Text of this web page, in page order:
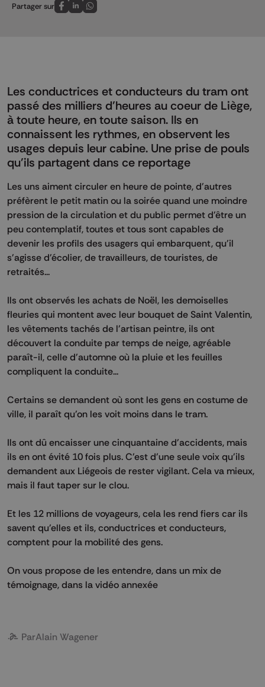
Partager sur
Partagez sur FaceBook
Partagez sur LinkedIn
Partagez sur Whatsapp
Les conductrices et conducteurs du tram ont
passé des milliers d'heures au coeur de Liège,
à toute heure, en toute saison. Ils en
connaissent les rythmes, en observent les
usages depuis leur cabine. Une prise de pouls
qu'ils partagent dans ce reportage
Les uns aiment circuler en heure de pointe, d'autres
préfèrent le petit matin ou la soirée quand une moindre
pression de la circulation et du public permet d'être un
peu contemplatif, toutes et tous sont capables de
devenir les profils des usagers qui embarquent, qu'il
s'agisse d'écolier, de travailleurs, de touristes, de
retraités...
Ils ont observés les achats de Noël, les demoiselles
fleuries qui montent avec leur bouquet de Saint Valentin,
les vêtements tachés de l'artisan peintre, ils ont
découvert la conduite par temps de neige, agréable
paraît-il, celle d'automne où la pluie et les feuilles
compliquent la conduite...
Certains se demandent où sont les gens en costume de
ville, il paraît qu'on les voit moins dans le tram.
Ils ont dû encaisser une cinquantaine d'accidents, mais
ils en ont évité 10 fois plus. C'est d'une seule voix qu'ils
demandent aux Liégeois de rester vigilant. Cela va mieux,
mais il faut taper sur le clou.
Et les 12 millions de voyageurs, cela les rend fiers car ils
savent qu'elles et ils, conductrices et conducteurs,
comptent pour la mobilité des gens.
On vous propose de les entendre, dans un mix de
témoignage, dans la vidéo annexée
ParAlain Wagener